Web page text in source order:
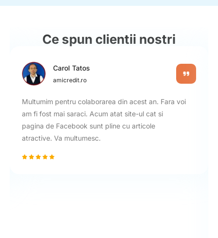
Ce spun clientii nostri
Carol Tatos
amicredit.ro
Multumim pentru colaborarea din acest an. Fara voi
am fi fost mai saraci. Acum atat site-ul cat si
pagina de Facebook sunt pline cu articole
atractive. Va multumesc.